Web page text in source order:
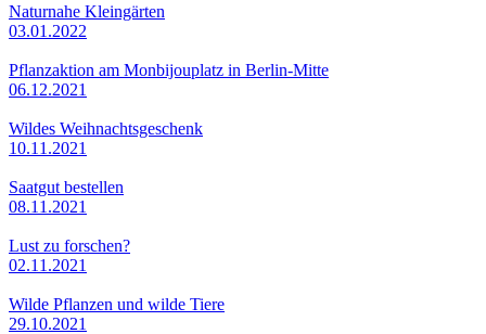
Naturnahe Kleingärten
03.01.2022
Pflanzaktion am Monbijouplatz in Berlin-Mitte
06.12.2021
Wildes Weihnachtsgeschenk
10.11.2021
Saatgut bestellen
08.11.2021
Lust zu forschen?
02.11.2021
Wilde Pflanzen und wilde Tiere
29.10.2021